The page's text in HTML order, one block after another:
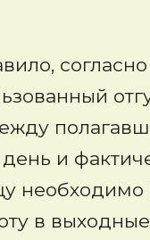
и
необходимо
в